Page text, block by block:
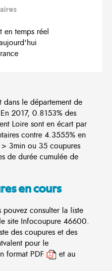
en temps réel
dans le département de
2017, 0.8153% des
Loire sont en écart par
contre 4.3555% en
3min ou 35 coupures
de durée cumulée de
en cours
pouvez consulter la liste
site Infocoupure 46600.
des coupures et des
pour le
format PDF
et au